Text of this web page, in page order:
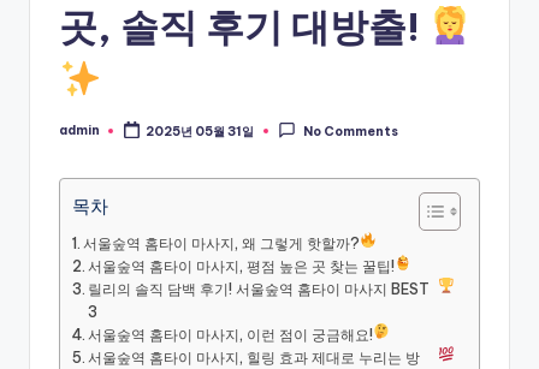
곳, 솔직 후기 대방출!
Posted
admin 2025년 05월 31일 No Comments
목차
서울숲역 홈타이 마사지, 왜 그렇게 핫할까?
서울숲역 홈타이 마사지, 평점 높은 곳 찾는 꿀팁!
릴리의 솔직 담백 후기! 서울숲역 홈타이 마사지 BEST
3
서울숲역 홈타이 마사지, 이런 점이 궁금해요!
서울숲역 홈타이 마사지, 힐링 효과 제대로 누리는 방